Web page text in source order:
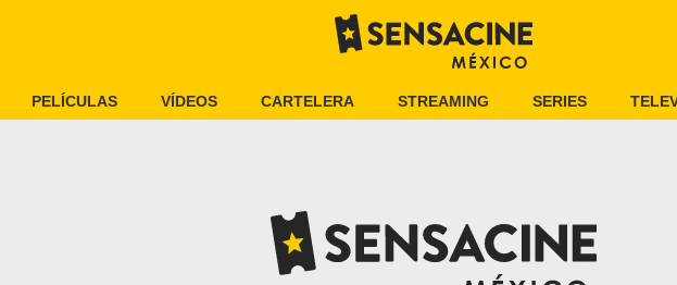
PELÍCULAS VÍDEOS CARTELERA STREAMING SERIES